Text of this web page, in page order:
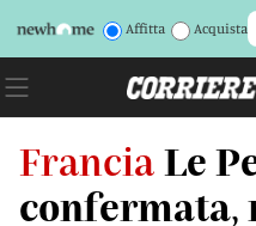
Affitta Acquista
Francia Le
confermata,